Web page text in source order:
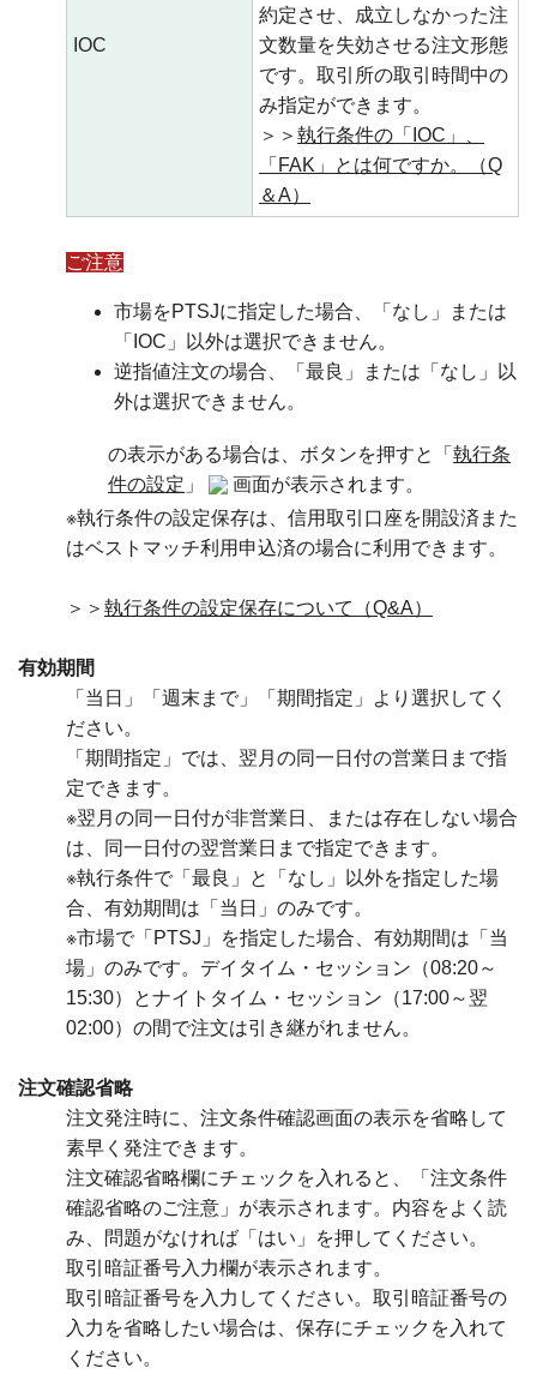
IOC
約定させ、成立しなかった注
文数量を失効させる注文形態
です。取引所の取引時間中の
み指定ができます。
＞＞ 執行条件の「IOC」、
「FAK」とは何ですか。（Q
＆A）
ご注意
市場をPTSJに指定した場合、「なし」または
「IOC」以外は選択できません。
逆指値注文の場合、「最良」または「なし」以
外は選択できません。
の表示がある場合は、ボタンを押すと「 執行条
件の設定 」
画面が表示されます。
※執行条件の設定保存は、信用取引口座を開設済また
はベストマッチ利用申込済の場合に利用できます。
＞＞ 執行条件の設定保存について（Q&A）
有効期間
「当日」「週末まで」「期間指定」より選択してく
ださい。
「期間指定」では、翌月の同一日付の営業日まで指
定できます。
※翌月の同一日付が非営業日、または存在しない場合
は、同一日付の翌営業日まで指定できます。
※執行条件で「最良」と「なし」以外を指定した場
合、有効期間は「当日」のみです。
※市場で「PTSJ」を指定した場合、有効期間は「当
場」のみです。デイタイム・セッション（08:20～
15:30）とナイトタイム・セッション（17:00～翌
02:00）の間で注文は引き継がれません。
注文確認省略
注文発注時に、注文条件確認画面の表示を省略して
素早く発注できます。
注文確認省略欄にチェックを入れると、「注文条件
確認省略のご注意」が表示されます。内容をよく読
み、問題がなければ「はい」を押してください。
取引暗証番号入力欄が表示されます。
取引暗証番号を入力してください。取引暗証番号の
入力を省略したい場合は、保存にチェックを入れて
ください。